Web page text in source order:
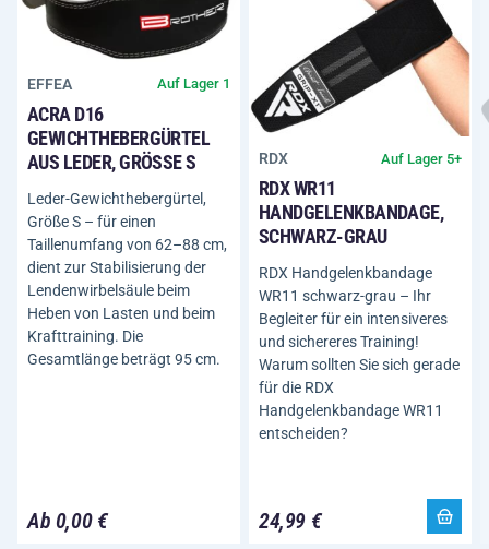
EFFEA Auf Lager 1
ACRA D16
GEWICHTHEBERGÜRTEL
AUS LEDER, GRÖSSE S
Leder-Gewichthebergürtel,
Größe S – für einen
Taillenumfang von 62–88 cm,
dient zur Stabilisierung der
Lendenwirbelsäule beim
Heben von Lasten und beim
Krafttraining. Die
Gesamtlänge beträgt 95 cm.
Ab 0,00 €
RDX Auf Lager 5+
RDX WR11
HANDGELENKBANDAGE,
SCHWARZ-GRAU
RDX Handgelenkbandage
WR11 schwarz-grau – Ihr
Begleiter für ein intensiveres
und sichereres Training!
Warum sollten Sie sich gerade
für die RDX
Handgelenkbandage WR11
entscheiden?
24,99 €